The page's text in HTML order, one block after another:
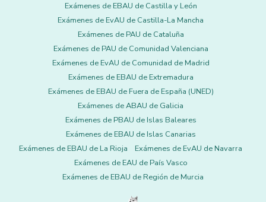
Exámenes de EBAU de Castilla y León
Exámenes de EvAU de Castilla-La Mancha
Exámenes de PAU de Cataluña
Exámenes de PAU de Comunidad Valenciana
Exámenes de EvAU de Comunidad de Madrid
Exámenes de EBAU de Extremadura
Exámenes de EBAU de Fuera de España (UNED)
Exámenes de ABAU de Galicia
Exámenes de PBAU de Islas Baleares
Exámenes de EBAU de Islas Canarias
Exámenes de EBAU de La Rioja
Exámenes de EvAU de Navarra
Exámenes de EAU de País Vasco
Exámenes de EBAU de Región de Murcia